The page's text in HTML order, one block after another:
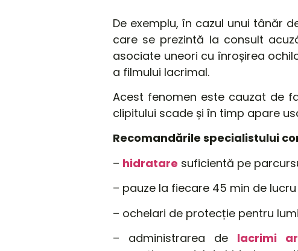
De exemplu, în cazul unui tânăr
care se prezintă la consult
asociate uneori cu înroșirea
a filmului lacrimal.
Acest fenomen este cauzat de
clipitului scade și în timp apare
Recomandările specialistului
– hidratare suficientă pe
– pauze la fiecare 45 min de lucru
– ochelari de protecție pentru
– administrarea de lacrimi